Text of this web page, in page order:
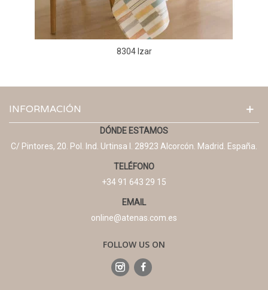
8304 Izar
INFORMACIÓN
DÓNDE ESTAMOS
C/ Pintores, 20. Pol. Ind. Urtinsa I. 28923 Alcorcón. Madrid. España.
TELÉFONO
+34 91 643 29 15
EMAIL
online@atenas.com.es
FOLLOW US ON